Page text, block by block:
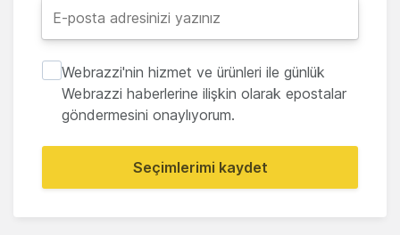
Webrazzi'nin hizmet ve ürünleri ile günlük
Webrazzi haberlerine ilişkin olarak epostalar
göndermesini onaylıyorum.
Seçimlerimi kaydet